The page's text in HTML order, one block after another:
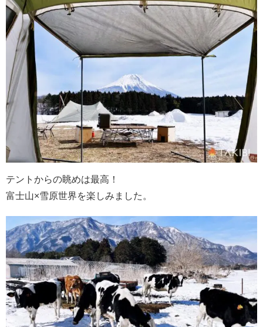
テントからの眺めは最高！
富士山×雪原世界を楽しみました。